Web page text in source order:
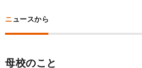
ニュースから
母校のこと